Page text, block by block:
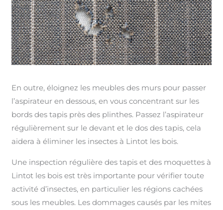
En outre, éloignez les meubles des murs pour passer
l’aspirateur en dessous, en vous concentrant sur les
bords des tapis près des plinthes. Passez l’aspirateur
régulièrement sur le devant et le dos des tapis, cela
aidera à éliminer les insectes à Lintot les bois.
Une inspection régulière des tapis et des moquettes à
Lintot les bois est très importante pour vérifier toute
activité d’insectes, en particulier les régions cachées
sous les meubles. Les dommages causés par les mites